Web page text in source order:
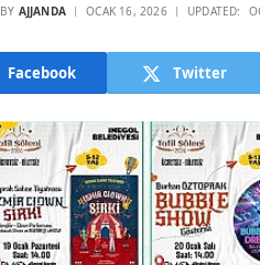
BY AJJANDA OCAK 16, 2026 UPDATED:
Facebook Twitter